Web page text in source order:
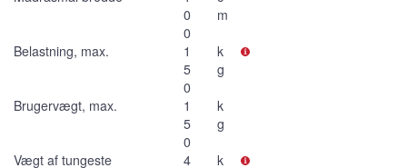
0
0
m
Belastning, max.
1
5
0
k
g
Brugervægt, max.
1
5
0
k
g
Vægt af tungeste
4
k